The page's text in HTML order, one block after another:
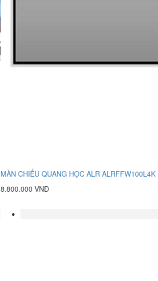
MÀN CHIẾU QUANG HỌC ALR ALRFFW100L4K
8.800.000 VNĐ